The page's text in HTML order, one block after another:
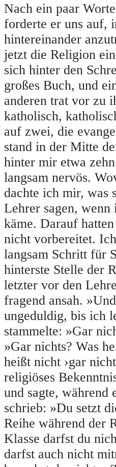
Nach ein paar
forderte er uns auf,
hintereinander
jetzt die Religion
sich hinter den
großes Buch, und
anderen trat vor zu
katholisch,
auf zwei, die
stand in der Mitte
hinter mir etwa
langsam nervös.
dachte ich mir, was
Lehrer sagen, wenn
käme. Darauf
nicht vorbereitet.
langsam Schritt für
hinterste Stelle der
letzter vor den
fragend ansah.
ungeduldig, bis ich
stammelte: »Gar
»Gar nichts? Was
heißt nicht ›gar
religiöses
und sagte, während
schrieb: »Du setzt
Reihe während der
Klasse darfst du
darfst auch nicht